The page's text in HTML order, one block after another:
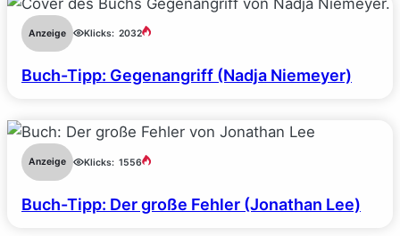
Anzeige Klicks: 2032
Buch-Tipp: Gegenangriff (Nadja Niemeyer)
Anzeige Klicks: 1556
Buch-Tipp: Der große Fehler (Jonathan Lee)